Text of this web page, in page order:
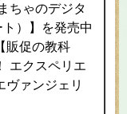
ちゃのデジタ
）】を発売中
販促の教科
エクスペリエ
ヴァンジェリ